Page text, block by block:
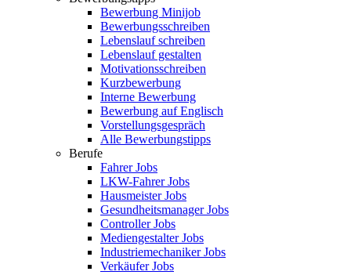
Bewerbung Minijob
Bewerbungsschreiben
Lebenslauf schreiben
Lebenslauf gestalten
Motivationsschreiben
Kurzbewerbung
Interne Bewerbung
Bewerbung auf Englisch
Vorstellungsgespräch
Alle Bewerbungstipps
Berufe
Fahrer Jobs
LKW-Fahrer Jobs
Hausmeister Jobs
Gesundheitsmanager Jobs
Controller Jobs
Mediengestalter Jobs
Industriemechaniker Jobs
Verkäufer Jobs